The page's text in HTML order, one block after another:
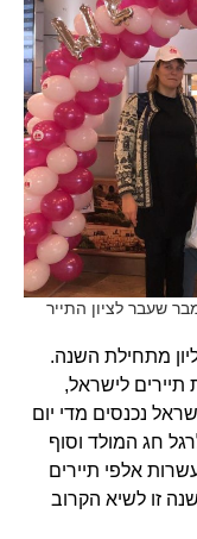
שעבר לציון התייר
הגיע לישראל התייר ה-4.5 מיליון מתחילת השנה.
לישראל,
נכנסים מדי יום
לרגל חג המולד וסוף
אלפי תיירים
זו לשיא הקרוב